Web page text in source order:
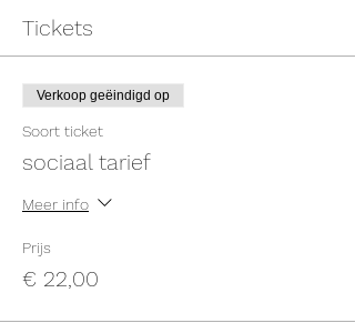
Tickets
Verkoop geëindigd op
Soort ticket
sociaal tarief
Meer info
Prijs
€ 22,00